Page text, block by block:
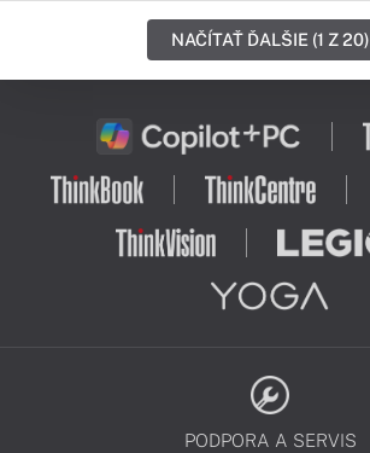
NAČÍTAŤ ĎALŠIE (1 Z 20)
PODPORA A SERVIS